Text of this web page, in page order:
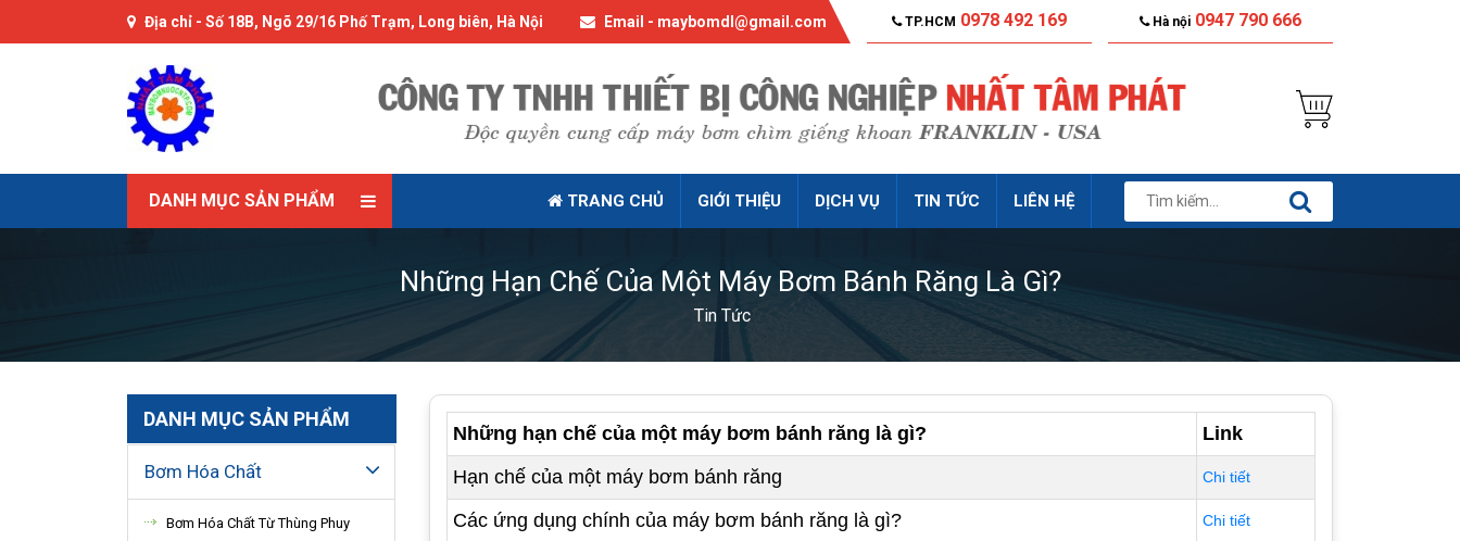
Địa chỉ - Số 18B, Ngõ 29/16 Phố Trạm, Long biên, Hà Nội Email - maybomdl@gmail.com TP.HCM 0978 492 169 Hà nội 0947 790 666
DANH MỤC SẢN PHẨM TRANG CHỦ GIỚI THIỆU DỊCH VỤ TIN TỨC LIÊN HỆ
Những Hạn Chế Của Một Máy Bơm Bánh Răng Là Gì?
Tin Tức
DANH MỤC SẢN PHẨM
Bơm Hóa Chất
Bơm Hóa Chất Từ Thùng Phuy
Những hạn chế của một máy bơm bánh răng là gì?
Link
Hạn chế của một máy bơm bánh răng
Chi tiết
Các ứng dụng chính của máy bơm bánh răng là gì? Chi tiết